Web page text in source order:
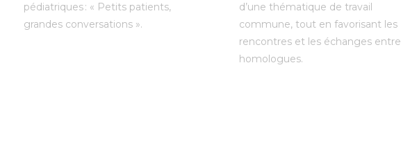
pédiatriques : « Petits patients,
grandes conversations ».
d’une thématique de travail
commune, tout en favorisant les
rencontres et les échanges entre
homologues.